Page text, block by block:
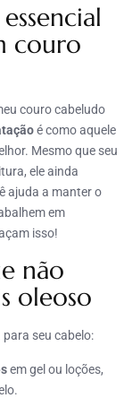
couro
couro cabeludo
é como aquele
Mesmo que seu
ele ainda
ajuda a manter o
em
isso!
não
oleoso
seu cabelo:
em gel ou loções,